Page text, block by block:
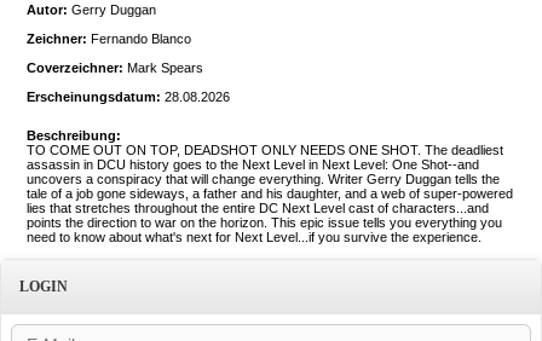
Autor: Gerry Duggan
Zeichner: Fernando Blanco
Coverzeichner: Mark Spears
Erscheinungsdatum: 28.08.2026
Beschreibung:
TO COME OUT ON TOP, DEADSHOT ONLY NEEDS ONE SHOT. The deadliest
assassin in DCU history goes to the Next Level in Next Level: One Shot--and
uncovers a conspiracy that will change everything. Writer Gerry Duggan tells the
tale of a job gone sideways, a father and his daughter, and a web of super-powered
lies that stretches throughout the entire DC Next Level cast of characters...and
points the direction to war on the horizon. This epic issue tells you everything you
need to know about what's next for Next Level...if you survive the experience.
LOGIN